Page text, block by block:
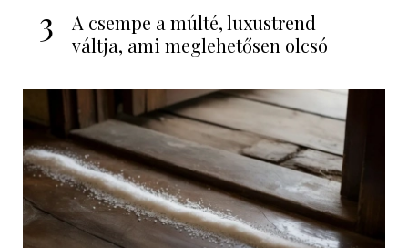
3
A csempe a múlté, luxustrend
váltja, ami meglehetősen olcsó